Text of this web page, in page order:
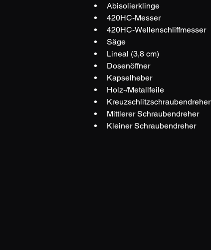
Abisolierklinge
420HC-Messer
420HC-Wellenschliffmesser
Säge
Lineal (3,8 cm)
Dosenöffner
Kapselheber
Holz-/Metallfeile
Kreuzschlitzschraubendreher
Mittlerer Schraubendreher
Kleiner Schraubendreher